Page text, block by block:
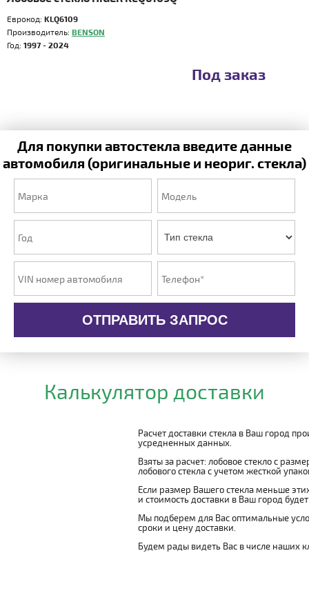
Еврокод: KLQ6109
Производитель: BENSON
Год: 1997 - 2024
Под заказ
Для покупки автостекла введите данные
автомобиля (оригинальные и неориг. стекла)
ОТПРАВИТЬ ЗАПРОС
Калькулятор доставки
Расчет доставки стекла в Ваш город
усредненных данных.
Взяты за расчет: лобовое стекло с
лобового стекла с учетом жесткой
Если размер Вашего стекла меньше
и стоимость доставки в Ваш город
Мы подберем для Вас оптимальные
сроки и цену доставки.
Будем рады видеть Вас в числе наших